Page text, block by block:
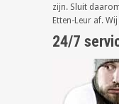
zijn. Sluit
Etten-Leur af.
24/7